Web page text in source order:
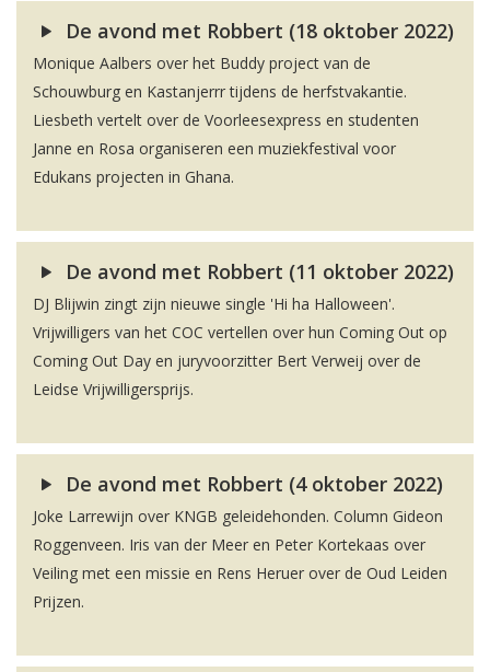
De avond met Robbert (18 oktober 2022)
Monique Aalbers over het Buddy project van de
Schouwburg en Kastanjerrr tijdens de herfstvakantie.
Liesbeth vertelt over de Voorleesexpress en studenten
Janne en Rosa organiseren een muziekfestival voor
Edukans projecten in Ghana.
De avond met Robbert (11 oktober 2022)
DJ Blijwin zingt zijn nieuwe single 'Hi ha Halloween'.
Vrijwilligers van het COC vertellen over hun Coming Out op
Coming Out Day en juryvoorzitter Bert Verweij over de
Leidse Vrijwilligersprijs.
De avond met Robbert (4 oktober 2022)
Joke Larrewijn over KNGB geleidehonden. Column Gideon
Roggenveen. Iris van der Meer en Peter Kortekaas over
Veiling met een missie en Rens Heruer over de Oud Leiden
Prijzen.